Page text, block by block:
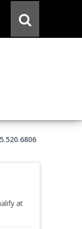
at